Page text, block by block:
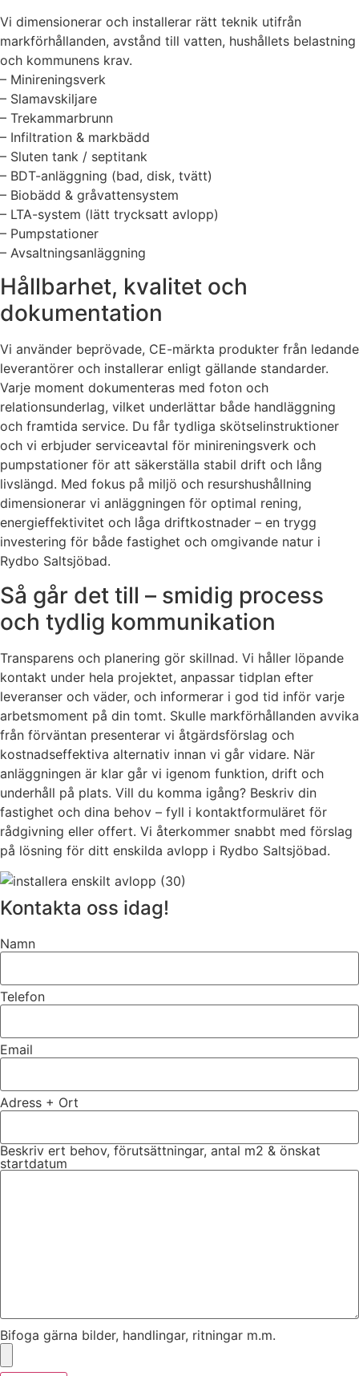
Vi dimensionerar och installerar rätt teknik utifrån
markförhållanden, avstånd till vatten, hushållets belastning
och kommunens krav.
– Minireningsverk
– Slamavskiljare
– Trekammarbrunn
– Infiltration & markbädd
– Sluten tank / septitank
– BDT-anläggning (bad, disk, tvätt)
– Biobädd & gråvattensystem
– LTA-system (lätt trycksatt avlopp)
– Pumpstationer
– Avsaltningsanläggning
Hållbarhet, kvalitet och
dokumentation
Vi använder beprövade, CE-märkta produkter från ledande
leverantörer och installerar enligt gällande standarder.
Varje moment dokumenteras med foton och
relationsunderlag, vilket underlättar både handläggning
och framtida service. Du får tydliga skötselinstruktioner
och vi erbjuder serviceavtal för minireningsverk och
pumpstationer för att säkerställa stabil drift och lång
livslängd. Med fokus på miljö och resurshushållning
dimensionerar vi anläggningen för optimal rening,
energieffektivitet och låga driftkostnader – en trygg
investering för både fastighet och omgivande natur i
Rydbo Saltsjöbad.
Så går det till – smidig process
och tydlig kommunikation
Transparens och planering gör skillnad. Vi håller löpande
kontakt under hela projektet, anpassar tidplan efter
leveranser och väder, och informerar i god tid inför varje
arbetsmoment på din tomt. Skulle markförhållanden avvika
från förväntan presenterar vi åtgärdsförslag och
kostnadseffektiva alternativ innan vi går vidare. När
anläggningen är klar går vi igenom funktion, drift och
underhåll på plats. Vill du komma igång? Beskriv din
fastighet och dina behov – fyll i kontaktformuläret för
rådgivning eller offert. Vi återkommer snabbt med förslag
på lösning för ditt enskilda avlopp i Rydbo Saltsjöbad.
Kontakta oss idag!
Namn
Telefon
Email
Adress + Ort
Beskriv ert behov, förutsättningar, antal m2 & önskat
startdatum
Bifoga gärna bilder, handlingar, ritningar m.m.